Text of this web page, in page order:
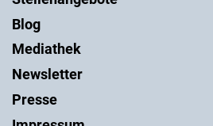
Blog
Mediathek
Newsletter
Presse